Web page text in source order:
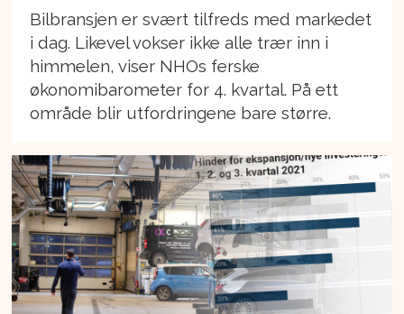
Bilbransjen er svært tilfreds med markedet
i dag. Likevel vokser ikke alle trær inn i
himmelen, viser NHOs ferske
økonomibarometer for 4. kvartal. På ett
område blir utfordringene bare større.